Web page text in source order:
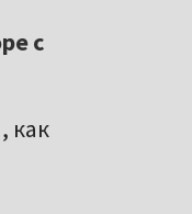
с
как